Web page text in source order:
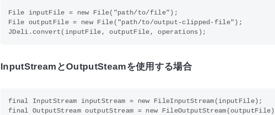
File inputFile = new File("path/to/file");
File outputFile = new File("path/to/output-clipped-file");
InputStreamとOutputSteamを使用する場合
final InputStream inputStream = new FileInputStream(inputFile);
final OutputStream outputStream = new